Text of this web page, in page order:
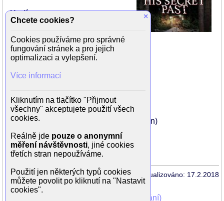
Hrají:
Brigid Brannagh (Jennifer)
Gatlin Green (Lily)
Austin James (Mick)
Alex Heartman (Scott)
Michael Patrick McGill (detektiv Powell)
Robert Starr (Scottův otec)
Justin Berti (advokát)
Steffinnie Phrommany (Cyber Technician)
Cole S. McKay (Grissom)
Brooke Mulkins (911 Operator)
Aktualizováno: 17.2.2018
Mohli jste vidět v TV (zobrazit starší vysílání)
×
Chcete cookies?
Cookies používáme pro správné
fungování stránek a pro jejich
optimalizaci a vylepšení.
Více informací
Kliknutím na tlačítko "Přijmout
všechny" akceptujete použití všech
cookies.
Reálně jde pouze o anonymní
měření návštěvnosti, jiné cookies
třetích stran nepoužíváme.
Použití jen některých typů cookies
můžete povolit po kliknutí na "Nastavit
cookies".